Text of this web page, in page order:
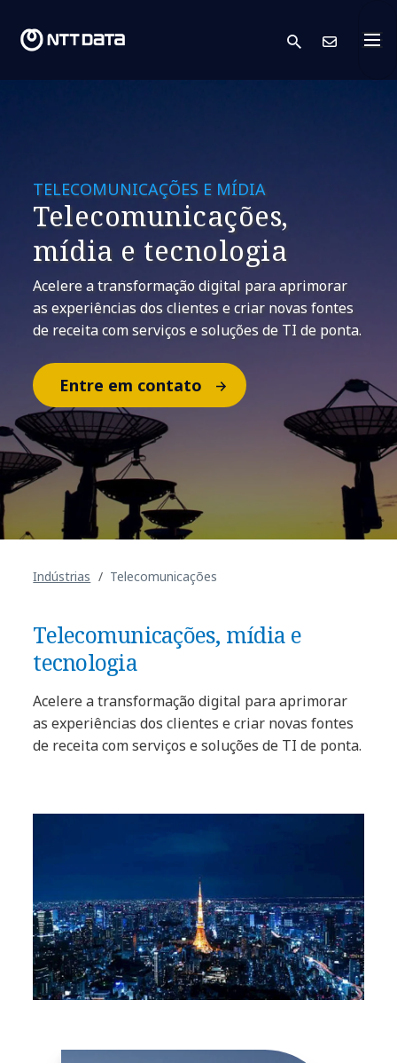
search
TELECOMUNICAÇÕES E MÍDIA
​Telecomunicações,
mídia e tecnologia
Acelere a transformação digital para aprimorar
as experiências dos clientes e criar novas fontes
de receita com serviços e soluções de TI de ponta.
Entre em contato
Indústrias Telecomunicações
​Telecomunicações, mídia e
tecnologia
Acelere a transformação digital para aprimorar
as experiências dos clientes e criar novas fontes
de receita com serviços e soluções de TI de ponta.